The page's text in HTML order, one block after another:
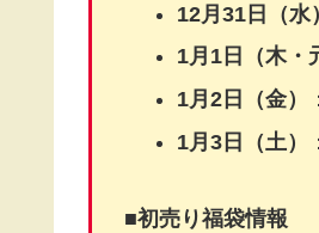
12月31日（水）
1月1日（木・
1月2日（金）
1月3日（土）
■初売り福袋情報